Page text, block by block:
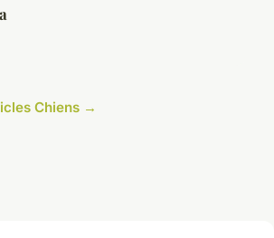
Chiens →